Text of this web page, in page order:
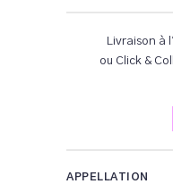
Livraison à
ou Click &
APPELLATION